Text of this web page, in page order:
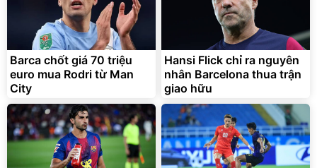
Barca chốt giá 70 triệu
euro mua Rodri từ Man
City
Hansi Flick chỉ ra nguyên
nhân Barcelona thua trận
giao hữu